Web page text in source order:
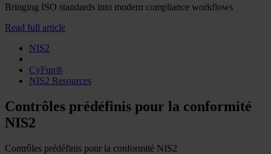
Bringing ISO standards into modern compliance workflows
Read full article
NIS2
CyFun®
NIS2 Resources
Contrôles prédéfinis pour la conformité
NIS2
Contrôles prédéfinis pour la conformité NIS2